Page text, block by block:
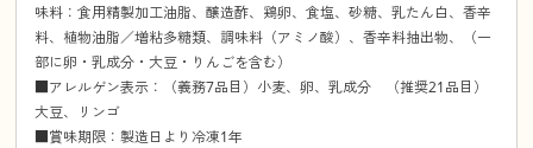
味料：食用精製加工油脂、醸造酢、鶏卵、食塩、砂糖、乳たん白、香辛
料、植物油脂／増粘多糖類、調味料（アミノ酸）、香辛料抽出物、（一
部に卵・乳成分・大豆・りんごを含む）
■アレルゲン表示：（義務7品目）小麦、卵、乳成分 （推奨21品目）
大豆、リンゴ
■賞味期限：製造日より冷凍1年